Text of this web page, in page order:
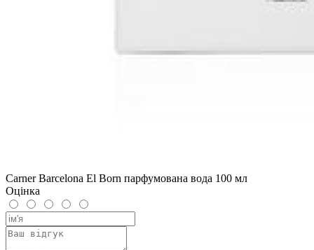
Carner Barcelona El Born парфумована вода 100 мл
Оцінка